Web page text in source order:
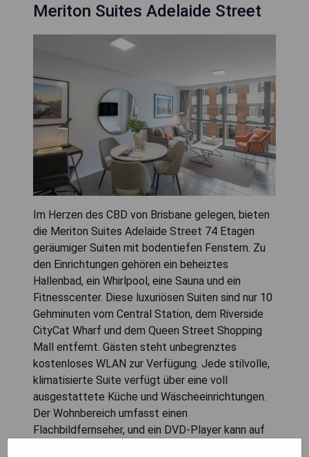
Meriton Suites Adelaide Street
Im Herzen des CBD von Brisbane gelegen, bieten
die Meriton Suites Adelaide Street 74 Etagen
geräumiger Suiten mit bodentiefen Fenstern. Zu
den Einrichtungen gehören ein beheiztes
Hallenbad, ein Whirlpool, eine Sauna und ein
Fitnesscenter. Diese luxuriösen Suiten sind nur 10
Gehminuten vom Central Station, dem Riverside
CityCat Wharf und dem Queen Street Shopping
Mall entfernt. Gästen steht unbegrenztes
kostenloses WLAN zur Verfügung. Jede stilvolle,
klimatisierte Suite verfügt über eine voll
ausgestattete Küche und Wäscheeinrichtungen.
Der Wohnbereich umfasst einen
Flachbildfernseher, und ein DVD-Player kann auf